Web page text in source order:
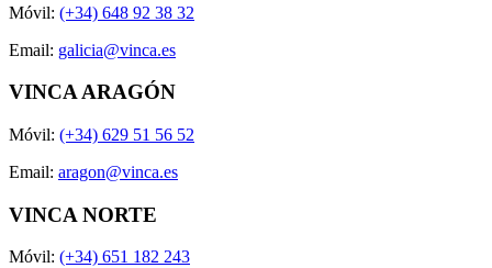
Móvil: (+34) 648 92 38 32
Email: galicia@vinca.es
VINCA ARAGÓN
Móvil: (+34) 629 51 56 52
Email: aragon@vinca.es
VINCA NORTE
Móvil: (+34) 651 182 243